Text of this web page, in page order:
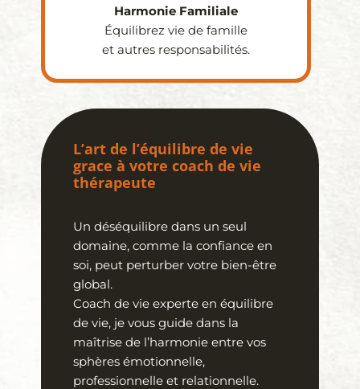
Harmonie Familiale
Équilibrez vie de famille
et autres responsabilités.
L’art de l’équilibre de vie
grace à votre coach de vie
thérapeute
Un déséquilibre dans un seul
domaine, comme la confiance en
soi, peut perturber votre bien-être
global.
Coach de vie experte en équilibre
de vie, je vous guide dans la
maîtrise de l’harmonie entre vos
sphères émotionnelle,
professionnelle et relationnelle.